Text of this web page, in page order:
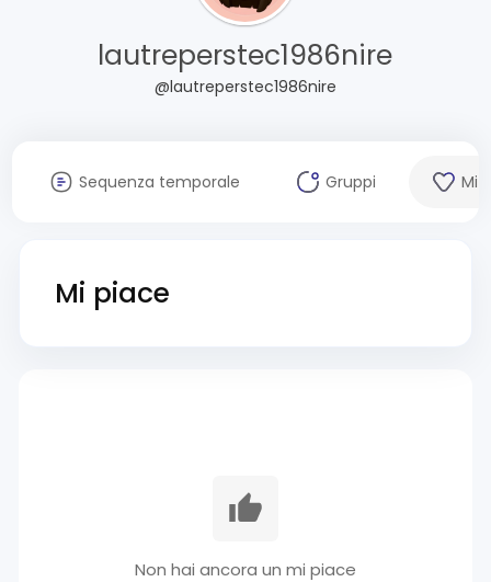
lautreperstec1986nire
@lautreperstec1986nire
Sequenza temporale Gruppi Mi
Mi piace
Non hai ancora un mi piace